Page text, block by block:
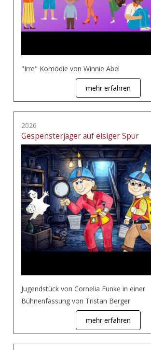
"Irre" Komödie von Winnie Abel
mehr erfahren
2026
Gespensterjäger auf eisiger Spur
Jugendstück von Cornelia Funke in einer
Bühnenfassung von Tristan Berger
mehr erfahren